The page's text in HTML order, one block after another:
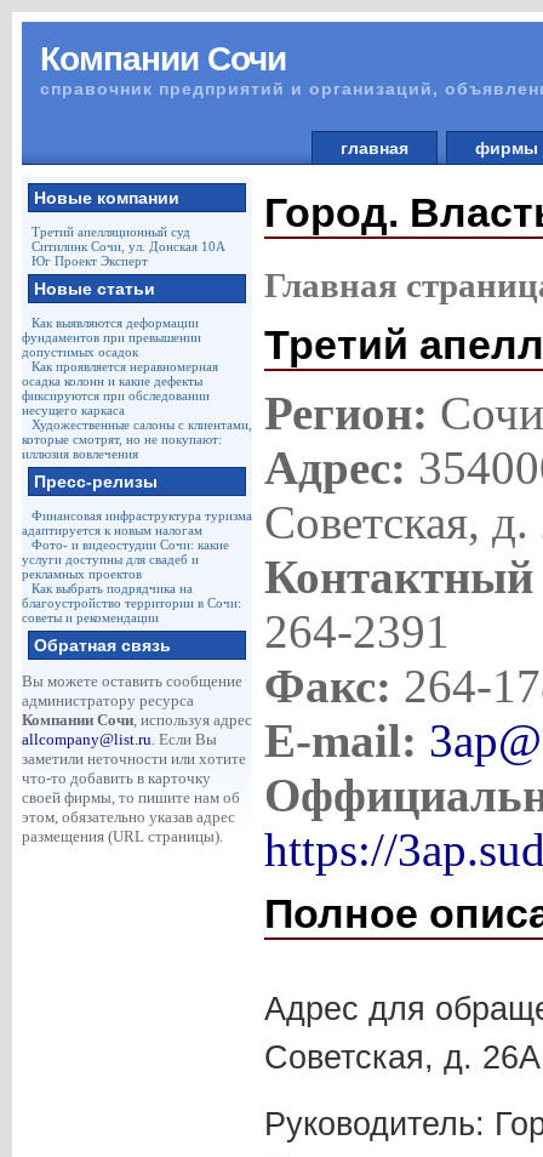
Компании Сочи
справочник предприятий и организаций,
главная
Новые компании
Третий апелляционный суд
Ситилинк Сочи, ул. Донская 10А
Юг Проект Эксперт
Новые статьи
Как выявляются деформации
фундаментов при превышении
допустимых осадок
Как проявляется неравномерная
осадка колонн и какие дефекты
фиксируются при обследовании
несущего каркаса
Художественные салоны с клиентами,
которые смотрят, но не покупают:
иллюзия вовлечения
Пресс-релизы
Финансовая инфраструктура туризма
адаптируется к новым налогам
Фото- и видеостудии Сочи: какие
услуги доступны для свадеб и
рекламных проектов
Как выбрать подрядчика на
благоустройство территории в Сочи:
советы и рекомендации
Обратная связь
Вы можете оставить сообщение
администратору ресурса
Компании Сочи, используя адрес
allcompany@list.ru. Если Вы
заметили неточности или хотите
что-то добавить в карточку
своей фирмы, то пишите нам об
этом, обязательно указав адрес
размещения (URL страницы).
Город.
Главная
Третий
Регион: Сочи
Адрес:
Советская,
264-2391
Факс: 264-
E-mail:
https://
Полное
Адрес для
Советская, д.
Руководитель: